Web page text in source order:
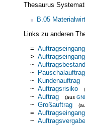
Thesaurus
B.05
Links zu anderen
= Auftragseingang
>
~ Auftragsbestand
~ Pauschalauftrag
~ Kundenauftrag
~ Auftragsrisiko
~ Auftrag (aus
~ Großauftrag
= Auftragseingang
~ Auftragsvergabe